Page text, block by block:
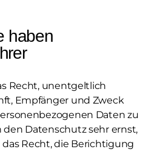
haben
Recht, unentgeltlich
Empfänger und Zweck
Daten zu
Datenschutz sehr ernst,
Recht, die Berichtigung